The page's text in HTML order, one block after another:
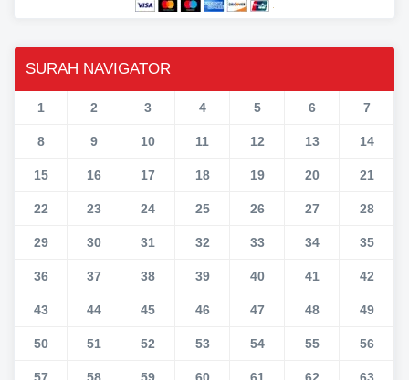
SURAH NAVIGATOR
1 2 3 4 5 6 7
8 9 10 11 12 13 14
15 16 17 18 19 20 21
22 23 24 25 26 27 28
29 30 31 32 33 34 35
36 37 38 39 40 41 42
43 44 45 46 47 48 49
50 51 52 53 54 55 56
57 58 59 60 61 62 63